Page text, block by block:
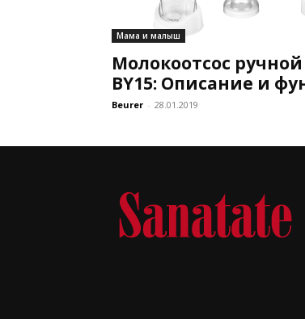
Мама и малыш
Молокоотсос
BY15: Описание и
Beurer - 28.01.2019